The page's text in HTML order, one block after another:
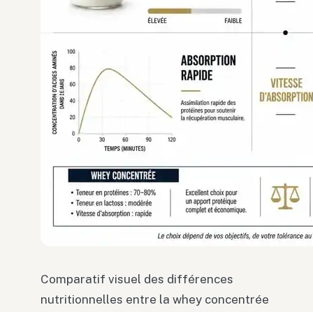
Comparatif visuel des différences
nutritionnelles entre la whey concentrée